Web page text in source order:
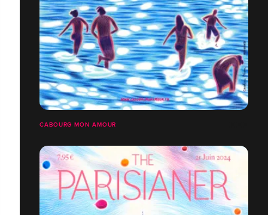
CABOURG MON AMOUR